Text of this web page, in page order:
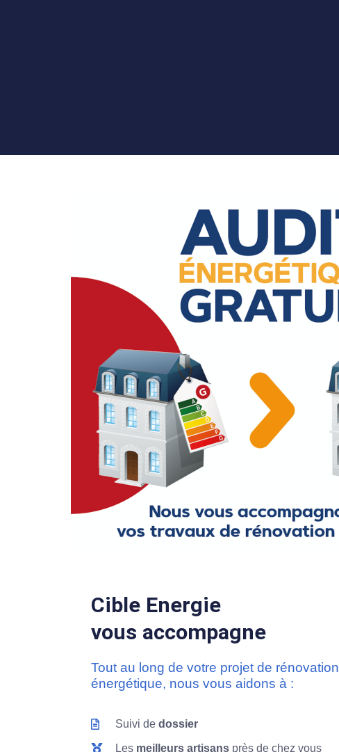
Cible Energie
vous accompagne
Tout au long de votre projet de rénovation
énergétique, nous vous aidons à :
Suivi dedossier
Les meilleurs artisans près de chez vous